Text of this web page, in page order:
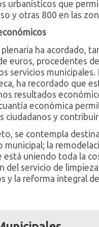
urbanísticos que
y otras 800 en las
plenaria ha acordado,
euros, procedentes
servicios
ha recordado que
resultados
económica
ciudadanos y
se contempla
municipal; la
está uniendo toda la
del servicio de
y la reforma integral